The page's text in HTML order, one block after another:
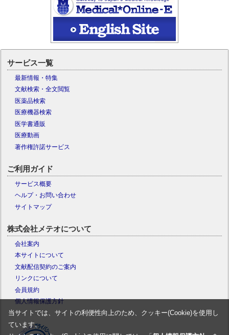
サービス一覧
最新情報・特集
文献検索・全文閲覧
医薬品検索
医療機器検索
医学書通販
医療動画
著作権許諾サービス
ご利用ガイド
サービス概要
ヘルプ・お問い合わせ
サイトマップ
株式会社メテオについて
会社案内
本サイトについて
文献配信契約のご案内
リンクについて
会員規約
個人情報保護方針
当サイトでは、サイトの利便性向上のため、クッキー(Cookie)を使用し
ています。